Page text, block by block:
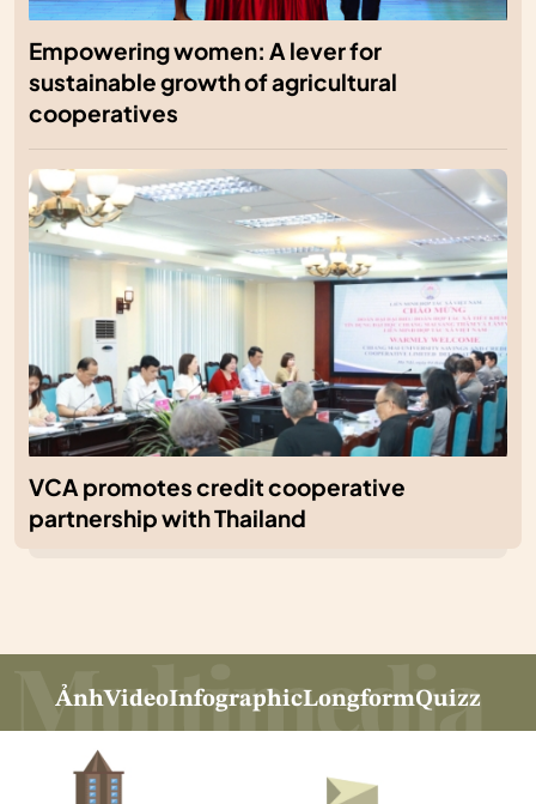
Empowering women: A lever for
sustainable growth of agricultural
cooperatives
VCA promotes credit cooperative
partnership with Thailand
ẢnhVideoInfographicLongformQuizz